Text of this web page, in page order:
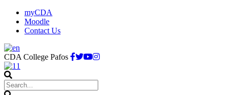
myCDA
Moodle
Contact Us
CDA College Pafos